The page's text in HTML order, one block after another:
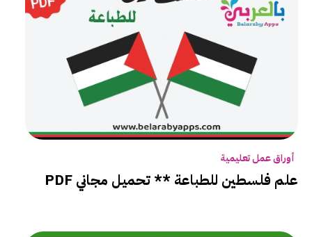
أوراق عمل تعليمية
علم فلسطين للطباعة ** تحميل مجاني PDF